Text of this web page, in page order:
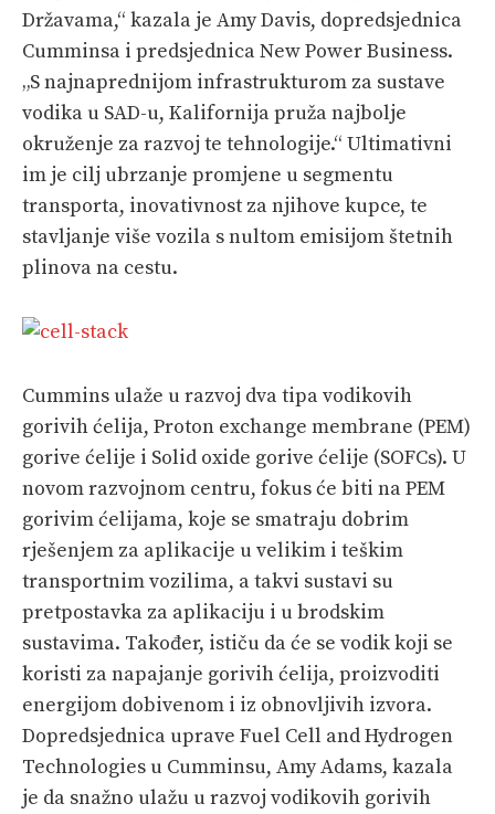
Državama,“ kazala je Amy Davis, dopredsjednica
Cumminsa i predsjednica New Power Business.
„S najnaprednijom infrastrukturom za sustave
vodika u SAD-u, Kalifornija pruža najbolje
okruženje za razvoj te tehnologije.“ Ultimativni
im je cilj ubrzanje promjene u segmentu
transporta, inovativnost za njihove kupce, te
stavljanje više vozila s nultom emisijom štetnih
plinova na cestu.
Cummins ulaže u razvoj dva tipa vodikovih
gorivih ćelija, Proton exchange membrane (PEM)
gorive ćelije i Solid oxide gorive ćelije (SOFCs). U
novom razvojnom centru, fokus će biti na PEM
gorivim ćelijama, koje se smatraju dobrim
rješenjem za aplikacije u velikim i teškim
transportnim vozilima, a takvi sustavi su
pretpostavka za aplikaciju i u brodskim
sustavima. Također, ističu da će se vodik koji se
koristi za napajanje gorivih ćelija, proizvoditi
energijom dobivenom i iz obnovljivih izvora.
Dopredsjednica uprave Fuel Cell and Hydrogen
Technologies u Cumminsu, Amy Adams, kazala
je da snažno ulažu u razvoj vodikovih gorivih